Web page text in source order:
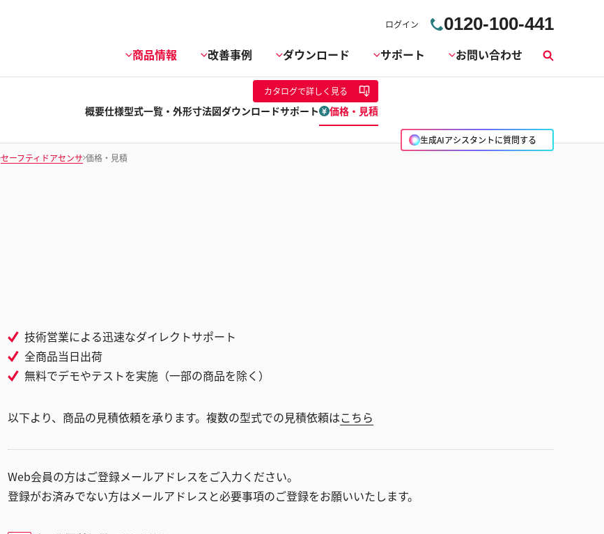
ログイン 0120-100-441
商品情報 改善事例 ダウンロード サポート お問い合わせ
索
生成AIアシスタントに質問する
カタログで詳しく見る
概要仕様型式一覧・外形寸法図ダウンロードサポート 価格・見積
セーフティドアセンサ 価格・見積
技術営業による迅速なダイレクトサポート
全商品当日出荷
無料でデモやテストを実施（一部の商品を除く）
以下より、商品の見積依頼を承ります。複数の型式での見積依頼はこちら
Web会員の方はご登録メールアドレスをご入力ください。
登録がお済みでない方はメールアドレスと必要事項のご登録をお願いいたします。